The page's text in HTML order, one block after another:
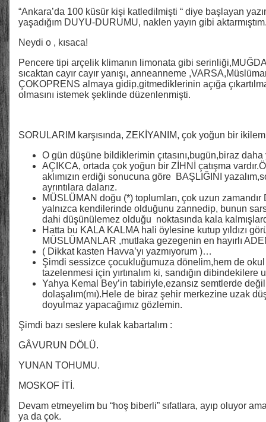
“Ankara’da 100 küsür kişi katledilmişti “ diye başlayan
yaşadığım DUYU-DURUMU, naklen yayın gibi
Neydi o , kısaca!
Pencere tipi arçelik klimanın limonata gibi
sıcaktan cayır cayır yanışı, anneanneme
ÇOKOPRENS almaya gidip,gitmediklerinin açığa
olmasını istemek şeklinde düzenlenmişti.
SORULARIM karşısında, ZEKİYANIM, çok yoğun bir
O gün düşüne bildiklerimin çıtasını,bugün,biraz
AÇIKCA, ortada çok yoğun bir ZİHNİ çatışma
aklımızın erdiği sonucuna göre BAŞLIĞINI
ayrıntılara dalarız.
MÜSLÜMAN doğu (*) toplumları, çok uzun
yalnızca kendilerinde olduğunu zannedip, bunun
dahi düşünülemez olduğu noktasında kala
Hatta bu KALA KALMA hali öylesine kutup yıldızı
MÜSLÜMANLAR ,mutlaka gezegenin en hayırlı
( Dikkat kasten Havva’yı yazmıyorum )…
Şimdi sessizce çocukluğumuza dönelim,hem de
tazelenmesi için yırtınalım ki, sandığın dibindekilere
Yahya Kemal Bey’in tabiriyle,ezansız semtlerde
dolaşalım(mı).Hele de biraz şehir merkezine uzak
doyulmaz yapacağımız gözlemin.
Şimdi bazı seslere kulak kabartalım :
GÂVURUN DÖLÜ.
YUNAN TOHUMU.
MOSKOF İTİ.
Devam etmeyelim bu “hoş biberli” sıfatlara, ayıp oluyor
ya da çok.